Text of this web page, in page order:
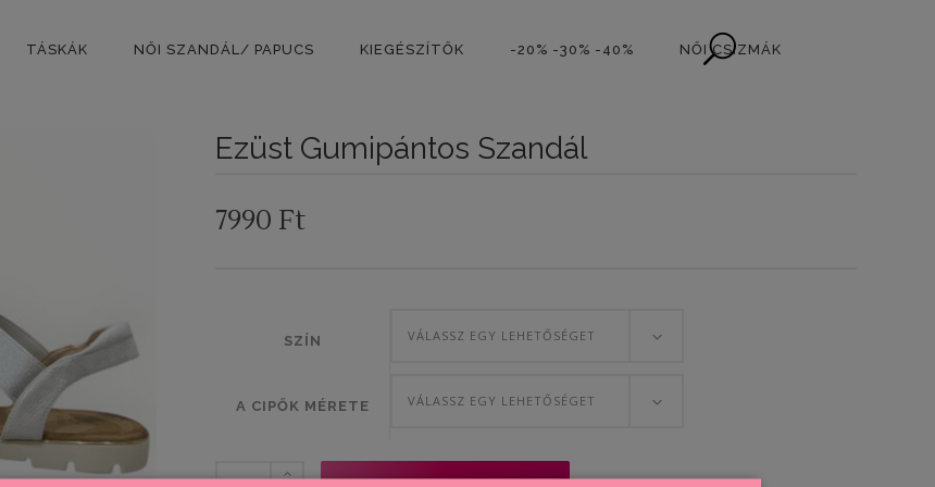
TÁSKÁK NŐI SZANDÁL/ PAPUCS KIEGÉSZÍTŐK -20% -30% -40% NŐI CSIZMÁK
Ezüst Gumipántos Szandál
7990 Ft
SZÍN VÁLASSZ EGY LEHETŐSÉGET
A CIPŐK MÉRETE VÁLASSZ EGY LEHETŐSÉGET
Ezüst